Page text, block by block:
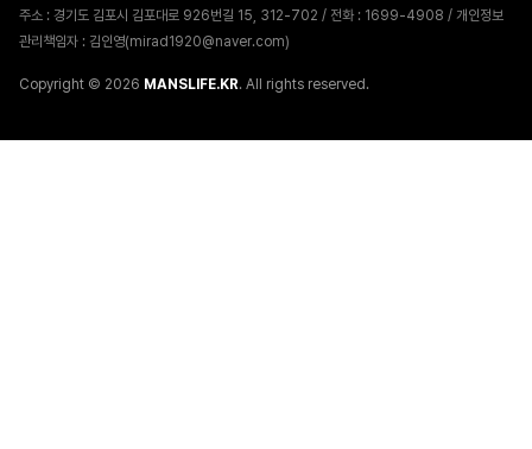
주소 : 경기도 김포시 김포대로 926번길 15, 312-702 / 전화 : 1699-4908 / 개인정보
관리책임자 : 김인영(mirad1920@naver.com)
Copyright © 2026 MANSLIFE.KR. All rights reserved.